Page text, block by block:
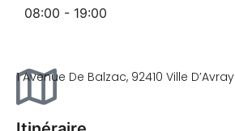
08:00 - 19:00
1 Avenue De Balzac, 92410 Ville D’Avray